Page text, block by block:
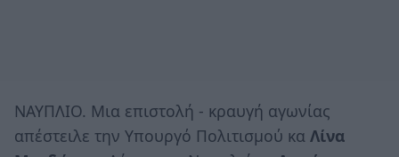
ΝΑΥΠΛΙΟ. Μια επιστολή - κραυγή αγωνίας
απέστειλε την Υπουργό Πολιτισμού κα Λίνα